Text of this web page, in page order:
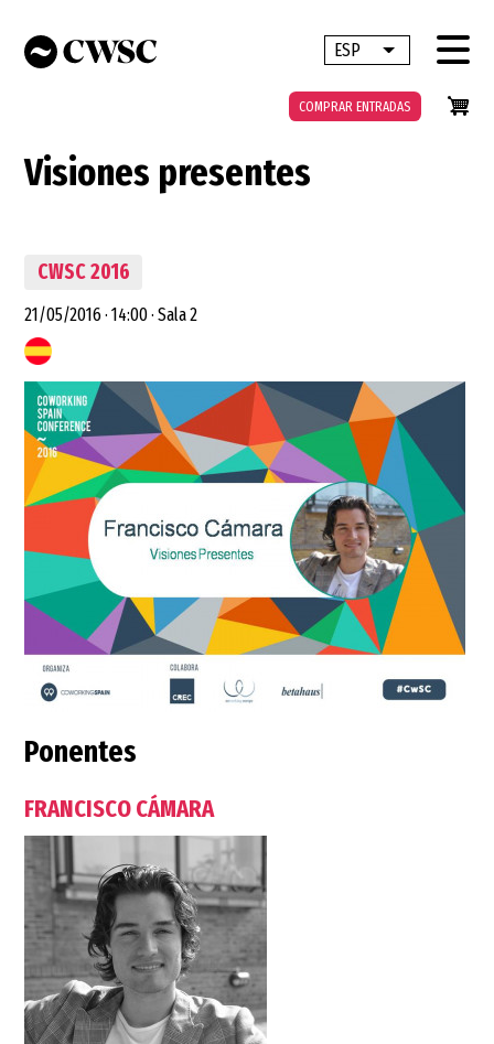
contenido
ESP Lista adicional
COMPRAR ENTRADAS
Visiones presentes
CWSC 2016
21/05/2016· 14:00· Sala 2
Ponentes
FRANCISCO CÁMARA